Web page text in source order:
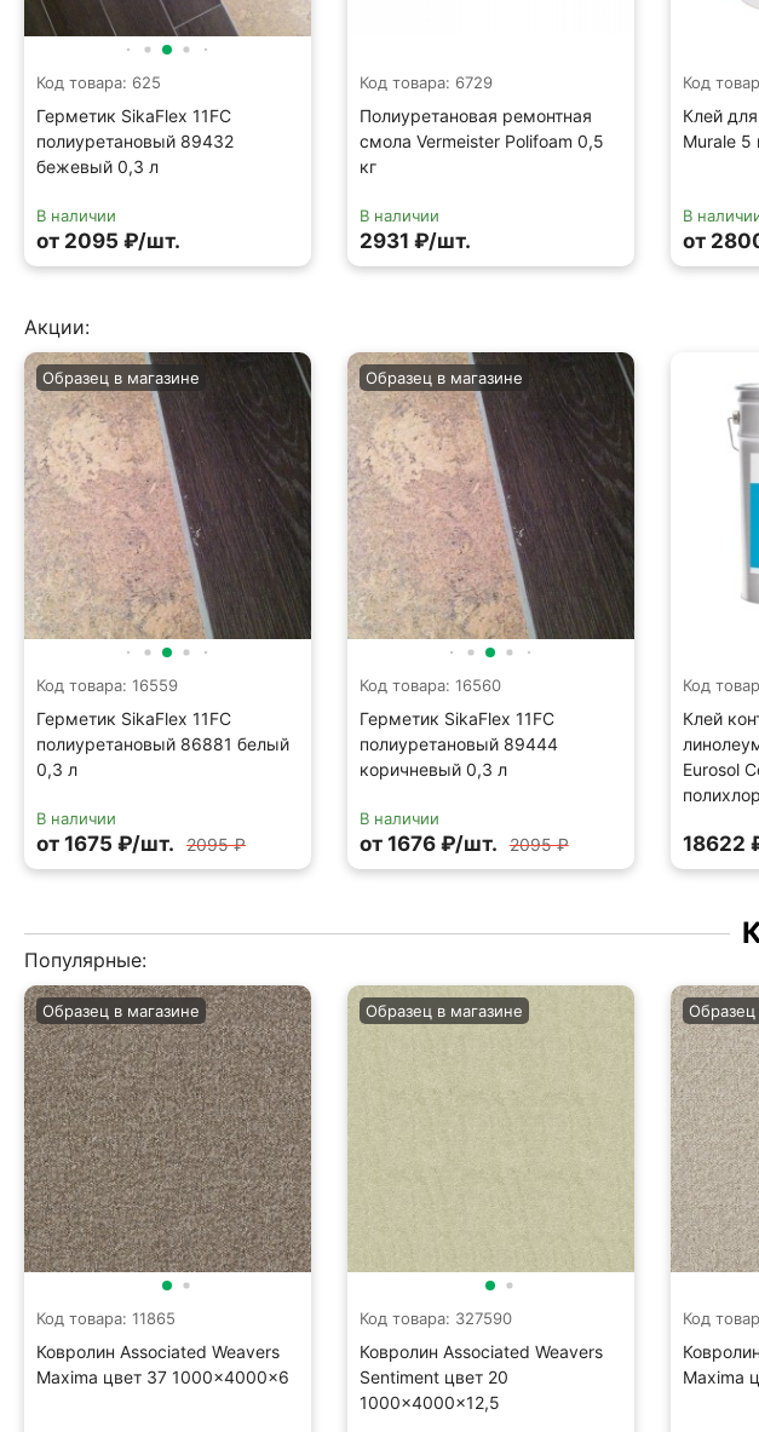
Код товара: 625
Герметик SikaFlex 11FC
полиуретановый 89432
бежевый 0,3 л
В наличии
от 2095 ₽/шт.
Код товара: 6729
Полиуретановая ремонтная
смола Vermeister Polifoam 0,5
кг
В наличии
2931 ₽/шт.
Код
Клей
Murale 5
В
от
Акции:
Код товара: 16559
Герметик SikaFlex 11FC
полиуретановый 86881 белый
0,3 л
Образец в магазине
В наличии
от 1675 ₽/шт. 2095 ₽
Код товара: 16560
Герметик SikaFlex 11FC
полиуретановый 89444
коричневый 0,3 л
Образец в магазине
В наличии
от 1676 ₽/шт. 2095 ₽
Код
Клей
Eurosol
18622
Популярные:
Код товара: 11865
Ковролин Associated Weavers
Maxima цвет 37 1000×4000×6
Образец в магазине
Код товара: 327590
Ковролин Associated Weavers
Sentiment цвет 20
1000×4000×12,5
Образец в магазине
Код
Maxima
Образец